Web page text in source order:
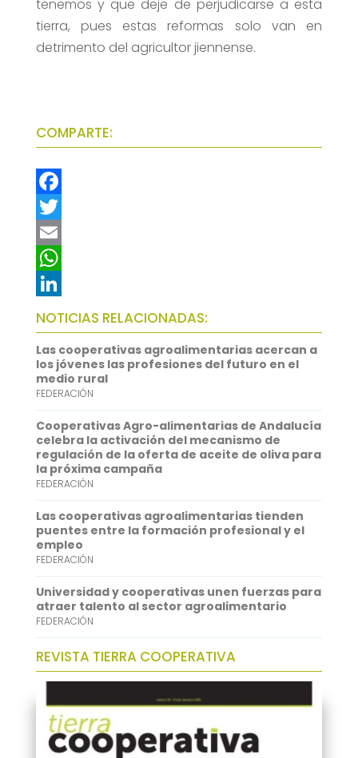
tenemos y que deje de perjudicarse a esta
tierra, pues estas reformas solo van en
detrimento del agricultor jiennense.
COMPARTE:
F
a
c
e
b
o
o
k
T
w
t
t
e
r
E
m
a
i
l
W
h
a
t
s
A
p
p
L
i
n
k
e
d
I
n
NOTICIAS RELACIONADAS:
Las cooperativas agroalimentarias acercan a
los jóvenes las profesiones del futuro en el
medio rural
FEDERACIÓN
Cooperativas Agro-alimentarias de Andalucía
celebra la activación del mecanismo de
regulación de la oferta de aceite de oliva para
la próxima campaña
FEDERACIÓN
Las cooperativas agroalimentarias tienden
puentes entre la formación profesional y el
empleo
FEDERACIÓN
Universidad y cooperativas unen fuerzas para
atraer talento al sector agroalimentario
FEDERACIÓN
REVISTA TIERRA COOPERATIVA